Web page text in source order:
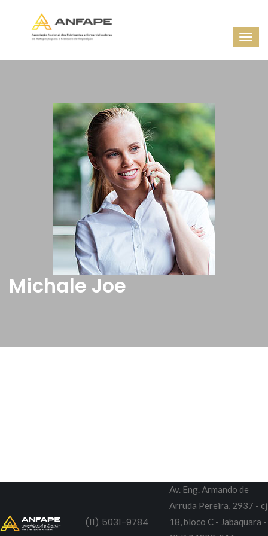
Michale Joe
(11) 5031-9784
Av. Eng. Armando de
Arruda Pereira, 2937 - cj
18, bloco C - Jabaquara -